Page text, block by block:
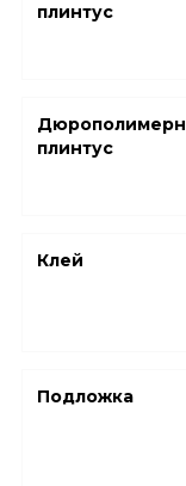
плинтус
плинтус
Клей
Подложка